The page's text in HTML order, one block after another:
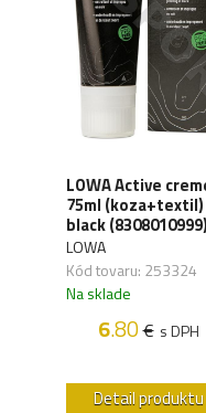
LOWA Active
75ml
black (8308010999)
LOWA
Kód tovaru: 253324
Na sklade
6.80€ s DPH
Detail produktu